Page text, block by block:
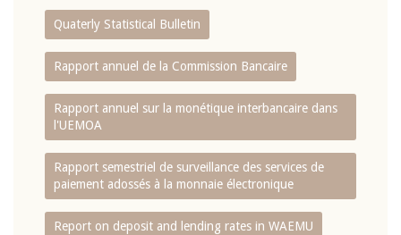
Quaterly Statistical Bulletin
Rapport annuel de la Commission Bancaire
Rapport annuel sur la monétique interbancaire dans
l'UEMOA
Rapport semestriel de surveillance des services de
paiement adossés à la monnaie électronique
Report on deposit and lending rates in WAEMU